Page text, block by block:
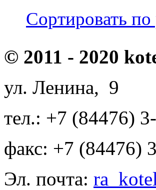
Сортировать по
© 2011 - 2020
ул. Ленина, 9
тел.: +7 (84476)
факс: +7 (84476)
Эл. почта: